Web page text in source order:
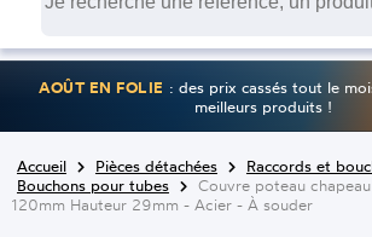
AOÛT EN FOLIE : des prix cassés tout le
meilleurs produits !
Accueil Pièces détachées
Raccords et
Bouchons pour tubes
Couvre poteau
120mm Hauteur 29mm - Acier - À souder